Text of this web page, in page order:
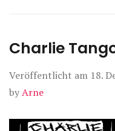
Charlie
Veröffentlicht am 18.
byArne